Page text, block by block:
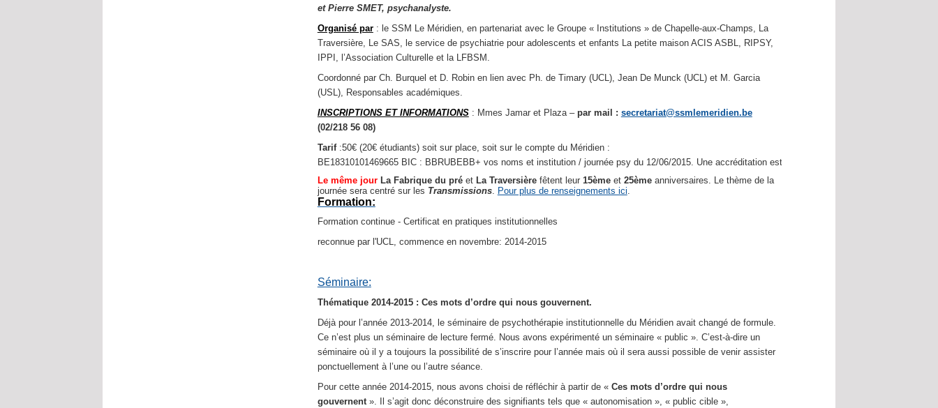
et Pierre SMET, psychanalyste.
Organisé par: le SSM Le Méridien, en partenariat avec le Groupe « Institutions » de Chapelle-aux-Champs, La
Traversière, Le SAS, le service de psychiatrie pour adolescents et enfants La petite maison ACIS ASBL, RIPSY,
IPPI, l’Association Culturelle et la LFBSM.
Coordonné par Ch. Burquel et D. Robin en lien avec Ph. de Timary (UCL), Jean De Munck (UCL) et M. Garcia
(USL), Responsables académiques.
INSCRIPTIONS ET INFORMATIONS: Mmes Jamar et Plaza – par mail : secretariat@ssmlemeridien.be
(02/218 56 08)
Tarif:50€ (20€ étudiants) soit sur place, soit sur le compte du Méridien :
BE18310101469665 BIC : BBRUBEBB+ vos noms et institution / journée psy du 12/06/2015. Une accréditation est demandée.
Le même jour La Fabrique du préet La Traversièrefêtent leur 15èmeet 25èmeanniversaires. Le thème de la
journée sera centré sur les Transmissions. Pour plus de renseignements ici.
Formation:
Formation continue - Certificat en pratiques institutionnelles
reconnue par l'UCL, commence en novembre: 2014-2015
Séminaire:
Thématique 2014-2015 : Ces mots d’ordre qui nous gouvernent.
Déjà pour l’année 2013-2014, le séminaire de psychothérapie institutionnelle du Méridien avait changé de formule.
Ce n’est plus un séminaire de lecture fermé. Nous avons expérimenté un séminaire « public ». C’est-à-dire un
séminaire où il y a toujours la possibilité de s’inscrire pour l’année mais où il sera aussi possible de venir assister
ponctuellement à l’une ou l’autre séance.
Pour cette année 2014-2015, nous avons choisi de réfléchir à partir de «Ces mots d’ordre qui nous
gouvernent ». Il s’agit donc déconstruire des signifiants tels que « autonomisation », « public cible »,